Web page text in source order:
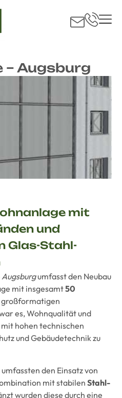
– Augsburg
mit
und
Glas-Stahl-
umfasst den Neubau
mit insgesamt50
großformatigen
es, Wohnqualität und
hohen technischen
und Gebäudetechnik zu
den Einsatz von
mit stabilenStahl-
wurden diese durch eine